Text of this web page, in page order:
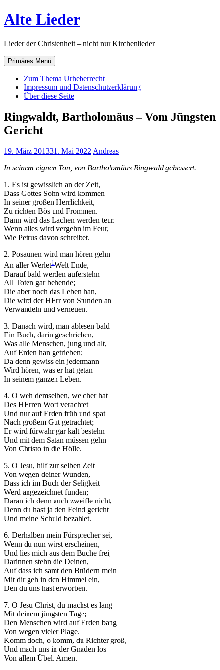
Zum
Inhalt
Alte Lieder
Lieder der Christenheit – nicht nur Kirchenlieder
Primäres Menü
Zum Thema Urheberrecht
Impressum und Datenschutzerklärung
Über diese Seite
Ringwaldt, Bartholomäus – Vom Jüngsten
Gericht
19. März 201331. Mai 2022 Andreas
In seinem eignen Ton, von Bartholomäus Ringwald gebessert.
1. Es ist gewisslich an der Zeit,
Dass Gottes Sohn wird kommen
In seiner großen Herrlichkeit,
Zu richten Bös und Frommen.
Dann wird das Lachen werden teur,
Wenn alles wird vergehn im Feur,
Wie Petrus davon schreibet.
2. Posaunen wird man hören gehn
An aller Werlet1 Welt Ende,
Darauf bald werden auferstehn
All Toten gar behende;
Die aber noch das Leben han,
Die wird der HErr von Stunden an
Verwandeln und verneuen.
3. Danach wird, man ablesen bald
Ein Buch, darin geschrieben,
Was alle Menschen, jung und alt,
Auf Erden han getrieben;
Da denn gewiss ein jedermann
Wird hören, was er hat getan
In seinem ganzen Leben.
4. O weh demselben, welcher hat
Des HErren Wort verachtet
Und nur auf Erden früh und spat
Nach großem Gut getrachtet;
Er wird fürwahr gar kalt bestehn
Und mit dem Satan müssen gehn
Von Christo in die Hölle.
5. O Jesu, hilf zur selben Zeit
Von wegen deiner Wunden,
Dass ich im Buch der Seligkeit
Werd angezeichnet funden;
Daran ich denn auch zweifle nicht,
Denn du hast ja den Feind gericht
Und meine Schuld bezahlet.
6. Derhalben mein Fürsprecher sei,
Wenn du nun wirst erscheinen,
Und lies mich aus dem Buche frei,
Darinnen stehn die Deinen,
Auf dass ich samt den Brüdern mein
Mit dir geh in den Himmel ein,
Den du uns hast erworben.
7. O Jesu Christ, du machst es lang
Mit deinem jüngsten Tage;
Den Menschen wird auf Erden bang
Von wegen vieler Plage.
Komm doch, o komm, du Richter groß,
Und mach uns in der Gnaden los
Von allem Übel. Amen.